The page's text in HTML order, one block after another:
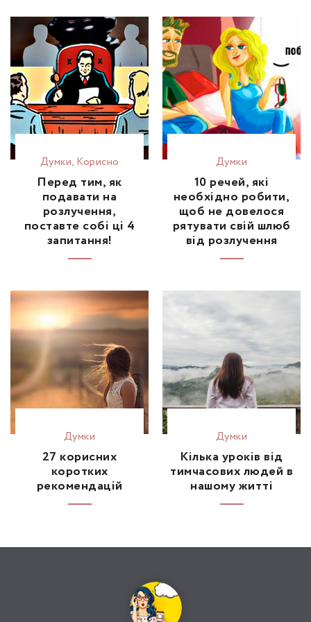
Думки, Корисно
Перед тим, як
подавати на
розлучення,
поставте собі ці 4
запитання!
Думки
10 речей, які
необхідно робити,
щоб не довелося
рятувати свій шлюб
від розлучення
Думки
27 корисних
коротких
рекомендацій
Думки
Кілька уроків від
тимчасових людей в
нашому житті